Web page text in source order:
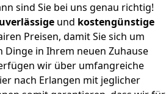
sind Sie bei uns genau richtig!
und kostengünstige
Preisen, damit Sie sich um
in Ihrem neuen Zuhause
wir über umfangreiche
nach Erlangen mit jeglicher